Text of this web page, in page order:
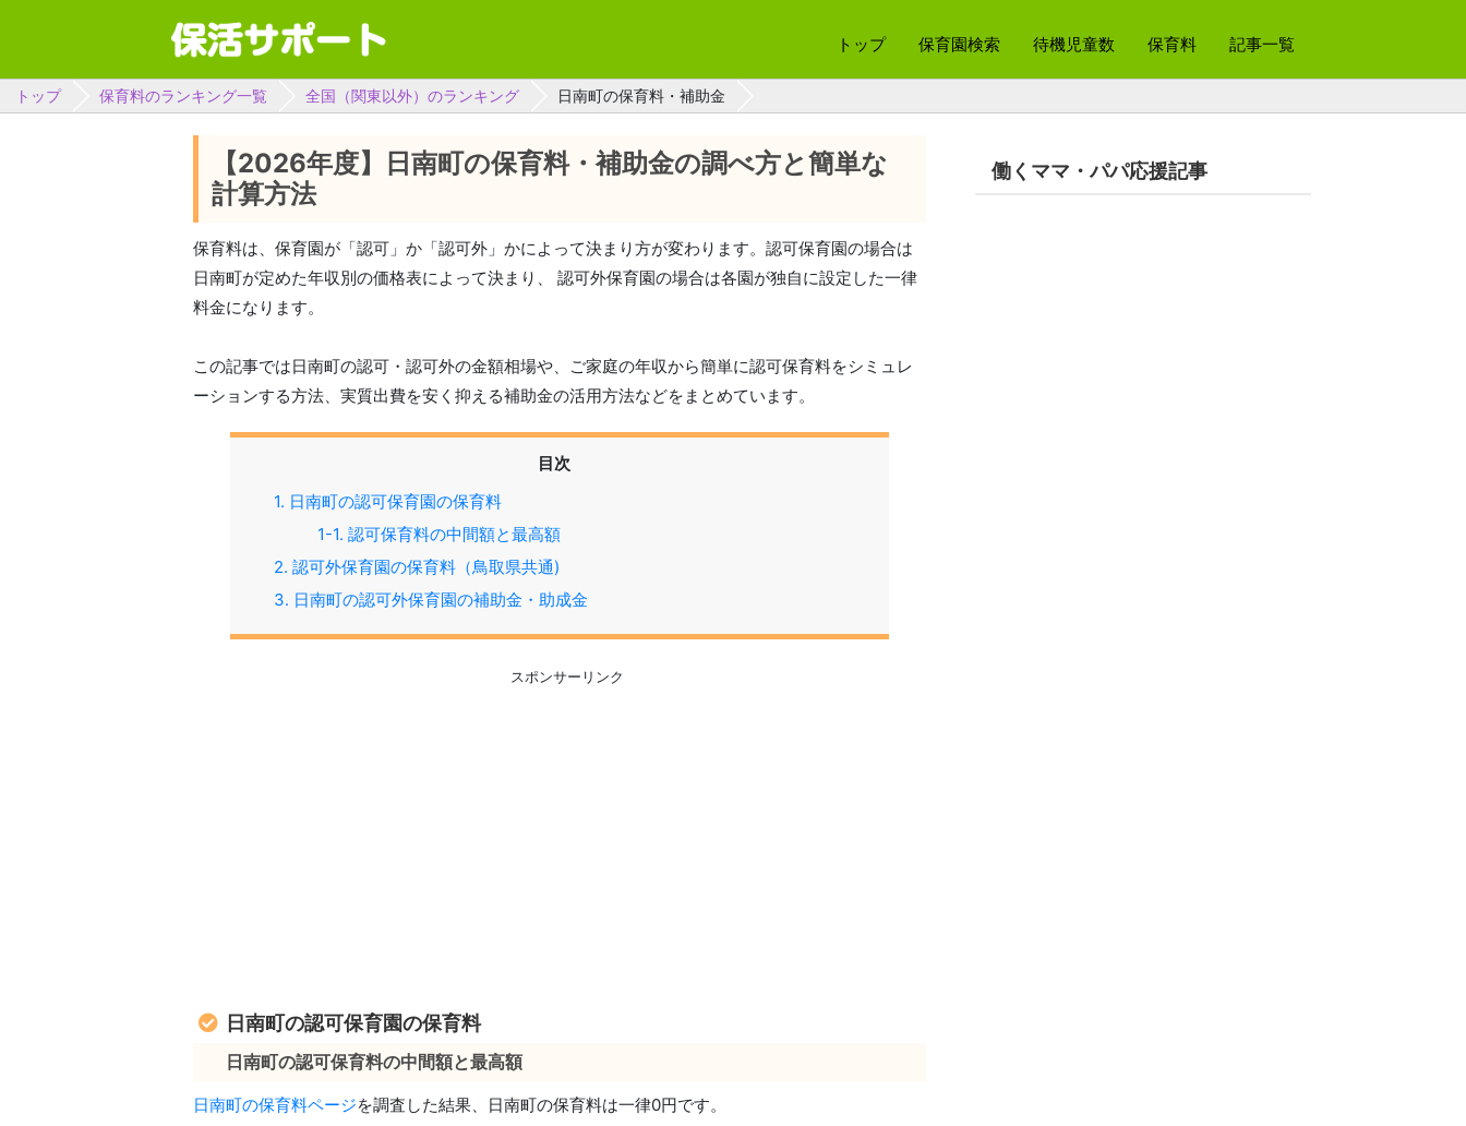
トップ 保育園検索 待機児童数 保育料 記事一覧
トップ 保育料のランキング一覧 全国（関東以外）のランキング 日南町の保育料・補助金
【2026年度】日南町の保育料・補助金の調べ方と簡単な
計算方法
保育料は、保育園が「認可」か「認可外」かによって決まり方が変わります。認可保育園の場合は
日南町が定めた年収別の価格表によって決まり、 認可外保育園の場合は各園が独自に設定した一律
料金になります。
この記事では日南町の認可・認可外の金額相場や、ご家庭の年収から簡単に認可保育料をシミュレ
ーションする方法、実質出費を安く抑える補助金の活用方法などをまとめています。
目次
1. 日南町の認可保育園の保育料
1-1. 認可保育料の中間額と最高額
2. 認可外保育園の保育料（鳥取県共通)
3. 日南町の認可外保育園の補助金・助成金
スポンサーリンク
日南町の認可保育園の保育料
日南町の認可保育料の中間額と最高額
日南町の保育料ページを調査した結果、日南町の保育料は一律0円です。
働くママ・パパ応援記事